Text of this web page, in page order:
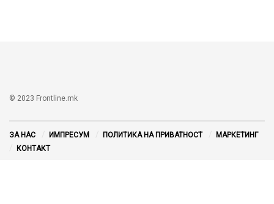
© 2023 Frontline.mk
ЗА НАС ИМПРЕСУМ ПОЛИТИКА НА ПРИВАТНОСТ
МАРКЕТИНГ
КОНТАКТ